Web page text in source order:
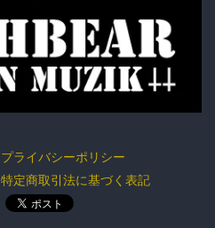
プライバシーポリシー
特定商取引法に基づく表記